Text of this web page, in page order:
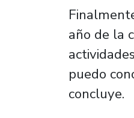
año de la
puedo
concluye.